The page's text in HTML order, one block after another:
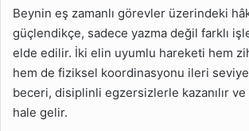
Beynin eş zamanlı görevler üzerindeki
güçlendikçe, sadece yazma değil farklı
elde edilir. İki elin uyumlu hareketi hem
hem de fiziksel koordinasyonu ileri
beceri, disiplinli egzersizlerle kazanılır ve
hale gelir.